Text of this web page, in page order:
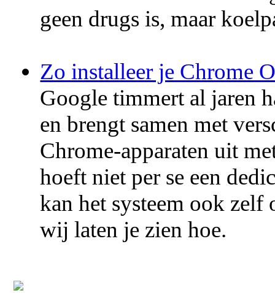
geen drugs is, maar
Zo installeer je Chrome
Google timmert al jaren
en brengt samen met
Chrome-apparaten uit
hoeft niet per se een
kan het systeem ook zelf
wij laten je zien hoe.